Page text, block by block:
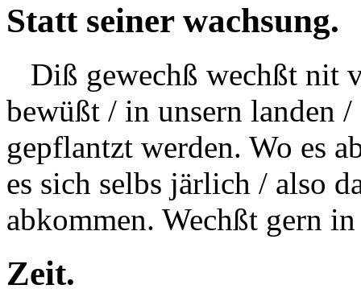
Statt seiner wachsung.
Diß gewechß wechßt nit
bewüßt / in unsern landen
gepflantzt werden. Wo es
es sich selbs järlich / also
abkommen. Wechßt gern
Zeit.